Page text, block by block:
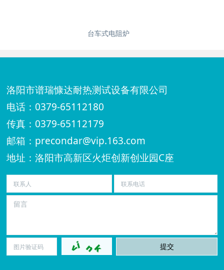
台车式电阻炉
洛阳市谱瑞慷达耐热测试设备有限公司
电话：0379-65112180
传真：0379-65112179
邮箱：precondar@vip.163.com
地址：洛阳市高新区火炬创新创业园C座